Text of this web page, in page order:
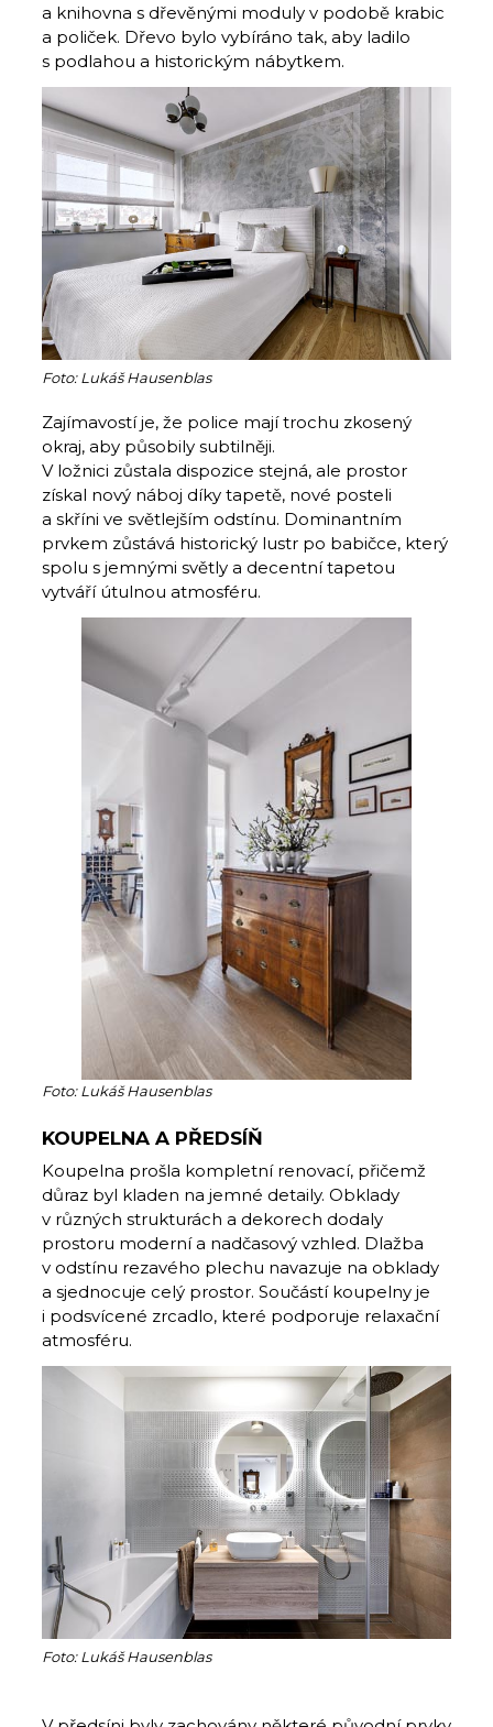
a knihovna s dřevěnými moduly v podobě krabic
a poliček. Dřevo bylo vybíráno tak, aby ladilo
s podlahou a historickým nábytkem.
Foto: Lukáš Hausenblas
Zajímavostí je, že police mají trochu zkosený
okraj, aby působily subtilněji.
V ložnici zůstala dispozice stejná, ale prostor
získal nový náboj díky tapetě, nové posteli
a skříni ve světlejším odstínu. Dominantním
prvkem zůstává his­torický lustr po babičce, který
spolu s jemnými světly a decentní tapetou
vytváří útulnou atmosféru.
Foto: Lukáš Hausenblas
KOUPELNA A PŘEDSÍŇ
Koupelna prošla kompletní renovací, přičemž
důraz byl kladen na jemné detaily. Obklady
v různých strukturách a dekorech dodaly
prostoru moderní a nadčasový vzhled. Dlažba
v odstínu rezavého plechu navazuje na obklady
a sjednocuje celý prostor. Součástí kou­pelny je
i podsvícené zrcadlo, které podporuje relaxační
atmosféru.
Foto: Lukáš Hausenblas